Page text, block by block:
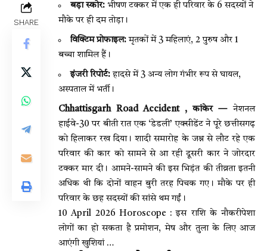
SHARE
बड़ा स्कोर: भीषण टक्कर में एक ही परिवार के 6 सदस्यों ने
मौके पर ही दम तोड़ा।
विक्टिम प्रोफाइल: मृतकों में 3 महिलाएं, 2 पुरुष और 1
बच्चा शामिल हैं।
इंजरी रिपोर्ट: हादसे में 3 अन्य लोग गंभीर रूप से घायल,
अस्पताल में भर्ती।
Chhattisgarh Road Accident , कांकेर —नेशनल
हाईवे-30 पर बीती रात एक ‘डेडली’ एक्सीडेंट ने पूरे छत्तीसगढ़
को हिलाकर रख दिया। शादी समारोह के जश्न से लौट रहे एक
परिवार की कार को सामने से आ रही दूसरी कार ने जोरदार
टक्कर मार दी। आमने-सामने की इस भिड़ंत की तीव्रता इतनी
अधिक थी कि दोनों वाहन बुरी तरह पिचक गए। मौके पर ही
परिवार के छह सदस्यों की सांसे थम गईं।
10 April 2026 Horoscope : इस राशि के नौकरीपेशा
लोगों का हो सकता है प्रमोशन, मेष और तुला के लिए आज
आएंगी खुशियां …